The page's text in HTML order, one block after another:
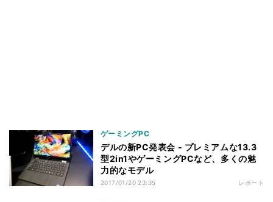
ゲーミングPC
デルの新PC発表会 - プレミアムな13.3
型2in1やゲーミングPCなど、多くの魅
力的なモデル
2017/01/20 23:35 レポート